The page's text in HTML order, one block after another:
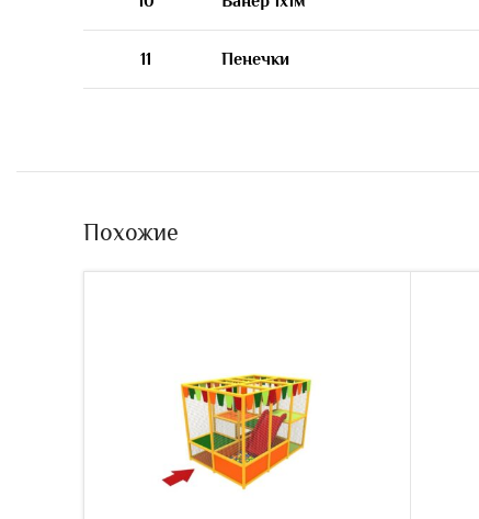
11 Пенечки
Похожие